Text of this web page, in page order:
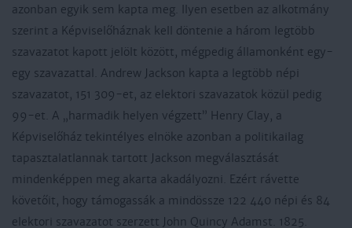
azonban egyik sem kapta meg. Ilyen esetben az alkotmány
szerint a Képviselőháznak kell döntenie a három legtöbb
szavazatot kapott jelölt között, mégpedig államonként egy-
egy szavazattal. Andrew Jackson kapta a legtöbb népi
szavazatot, 151 309-et, az elektori szavazatok közül pedig
99-et. A „harmadik helyen végzett” Henry Clay, a
Képviselőház tekintélyes elnöke azonban a politikailag
tapasztalatlannak tartott Jackson megválasztását
mindenképpen meg akarta akadályozni. Ezért rávette
követőit, hogy támogassák a mindössze 122 440 népi és 84
elektori szavazatot szerzett John Quincy Adamst. 1825.